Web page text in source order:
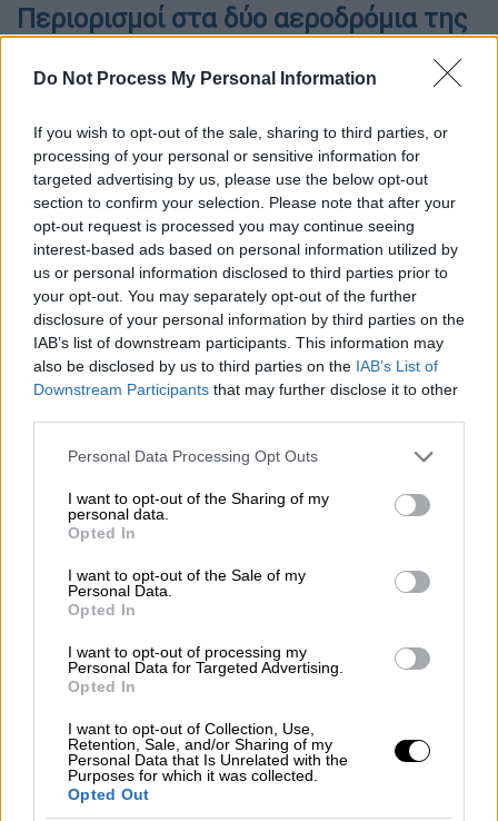
Do Not Process My Personal Information
If you wish to opt-out of the sale, sharing to third parties, or
processing of your personal or sensitive information for
targeted advertising by us, please use the below opt-out
section to confirm your selection. Please note that after your
opt-out request is processed you may continue seeing
interest-based ads based on personal information utilized by
us or personal information disclosed to third parties prior to
your opt-out. You may separately opt-out of the further
disclosure of your personal information by third parties on the
IAB’s list of downstream participants. This information may
also be disclosed by us to third parties on the IAB’s List of
Downstream Participants that may further disclose it to other
Please note that this website/app uses one or more Google
not limited to your visit or usage behaviour. You may click to
grant or deny consent to Google and its third-party tags to
use your data for below specified purposes in below Google
consent section.
Personal Data Processing Opt Outs
I want to opt-out of the Sharing of my
personal data.
Opted In
I want to opt-out of the Sale of my
Personal Data.
Opted In
I want to opt-out of processing my
Personal Data for Targeted Advertising.
Opted In
I want to opt-out of Collection, Use,
Retention, Sale, and/or Sharing of my
Personal Data that Is Unrelated with the
Purposes for which it was collected.
Opted Out
Περιορισμοί στα δύο αεροδρόμια της
Η επίθεση της Ουκρανίας οδήγησε τους
Ρώσουςαξιωματούχους να επιβάλλουν
περιορισμούς στα δύο αεροδρόμια της
πρωτεύουσας. Ο δήμαρχος της Μόσχας
Σεργκέι Σομπιάνινανέφερε ότι 12 drones
καταρρίφθηκαν στις περιοχές Ράμενσκογε
και Κολομένσκι περιφερειακά της ρωσικής
πρωτεύουσας, όπως επίσης και στην πόλη
Ντομοντέντοβο που βρίσκεται νοτιοδυτικά
της Μόσχας.
Σύμφωνα με τις πρώτες πληροφορίες δεν
στις περιοχές πτώσης των συντριμμιών,
ανέφερε ο Σομπιάνιν στην εφαρμογή
ανταλλαγής μηνυμάτων Telegram. «Στις
περιοχές αυτές έφτασαν οι υπηρεσίες
έκτακτης ανάγκης».
Η περιοχή Ράμενσκογε που βρίσκεται σε
απόσταση 45 χιλιομέτρων νοτιοανατολικά
Κρεμλίνου βρέθηκε στο στόχαστρο των
διάρκεια της μεγαλύτερης ουκρανικής
επίθεσης κατά τηςΜόσχας, όταν η ρωσική
αντιαεροπορική άμυνα κατέρριψε 20 drones.